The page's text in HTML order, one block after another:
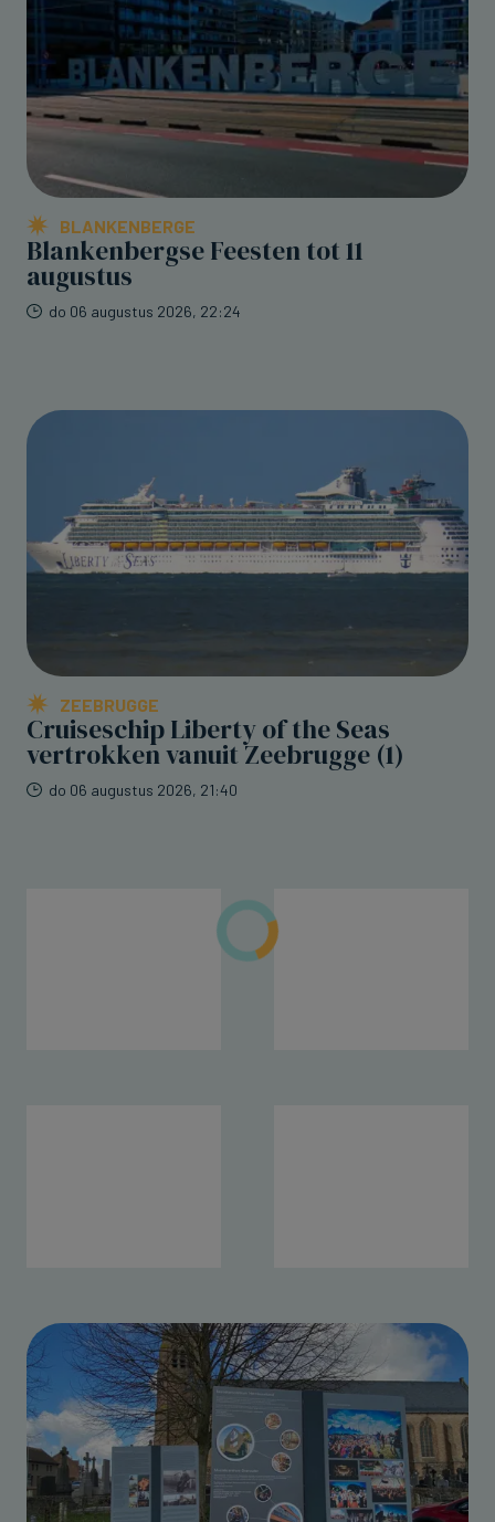
BLANKENBERGE
Blankenbergse Feesten tot 11
augustus
do 06 augustus 2026, 22:24
ZEEBRUGGE
Cruiseschip Liberty of the Seas
vertrokken vanuit Zeebrugge (1)
do 06 augustus 2026, 21:40